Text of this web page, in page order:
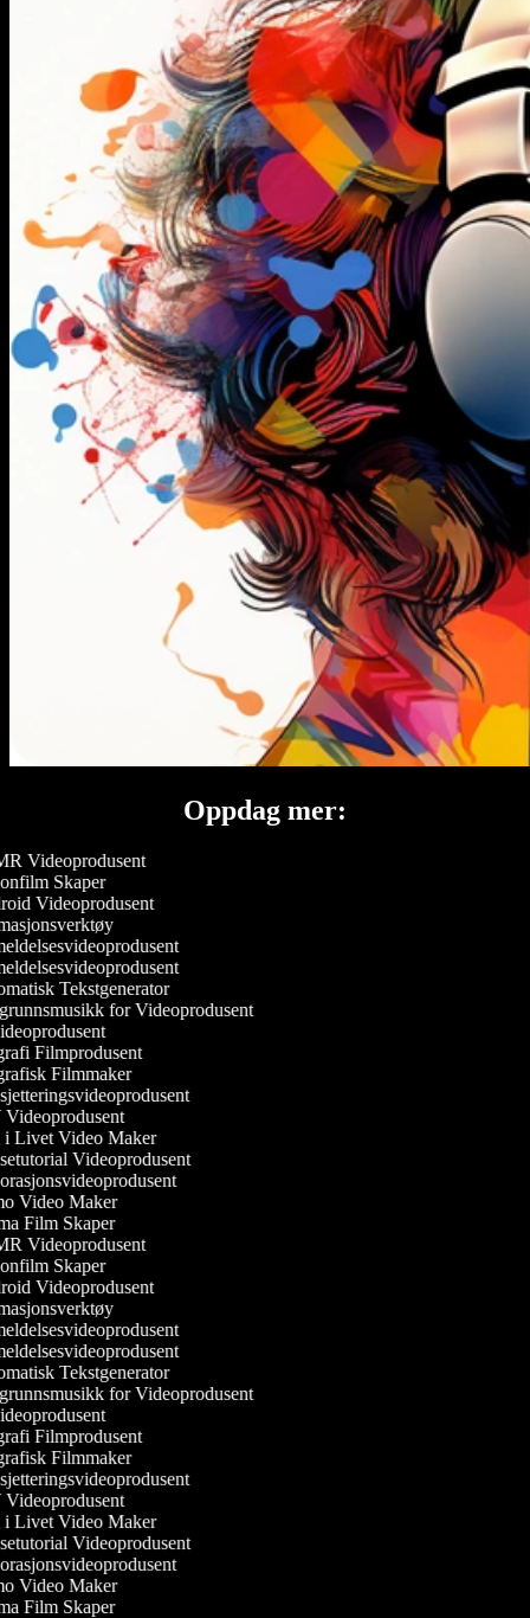
Oppdag mer:
Videoprodusent
Skaper
Videoprodusent
Tekstgenerator
for Videoprodusent
Filmprodusent
Filmmaker
Livet Video Maker
Videoprodusent
Video Maker
Film Skaper
Videoprodusent
Skaper
Videoprodusent
Tekstgenerator
for Videoprodusent
Filmprodusent
Filmmaker
Livet Video Maker
Videoprodusent
Video Maker
Film Skaper